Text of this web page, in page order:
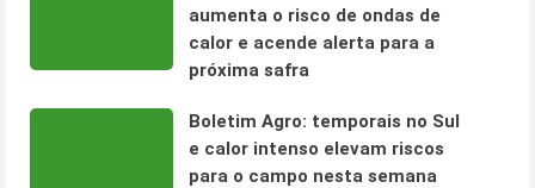
aumenta o risco de ondas de
calor e acende alerta para a
próxima safra
Boletim Agro: temporais no Sul
e calor intenso elevam riscos
para o campo nesta semana